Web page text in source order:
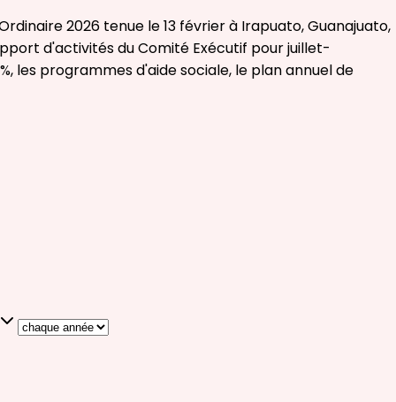
2026 tenue le 13 février à Irapuato, Guanajuato,
d'activités du Comité Exécutif pour juillet-
les programmes d'aide sociale, le plan annuel de